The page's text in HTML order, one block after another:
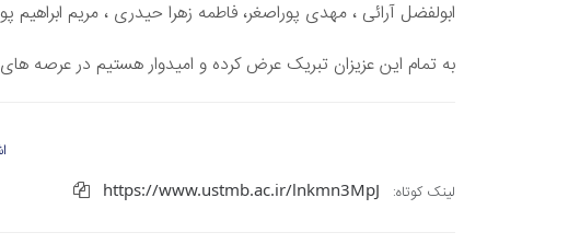
ابولفضل آرائی ، مهدی پوراصغر، فاطمه زهرا حیدری ، مریم ابراهیم
به تمام این عزیزان تبریک عرض کرده و امیدوار هستیم در
لینک کوتاه:
https://www.ustmb.ac.ir/lnkmn3MpJ